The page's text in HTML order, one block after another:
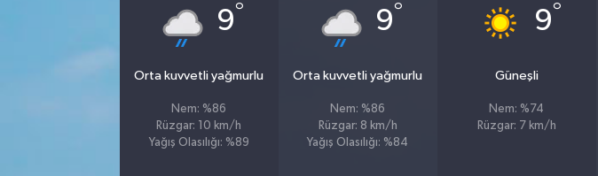
9°
Orta kuvvetli yağmurlu
Nem: %86
Rüzgar: 10 km/h
Yağış Olasılığı: %89
9°
Orta kuvvetli yağmurlu
Nem: %86
Rüzgar: 8 km/h
Yağış Olasılığı: %84
9°
Güneşli
Nem: %74
Rüzgar: 7 km/h